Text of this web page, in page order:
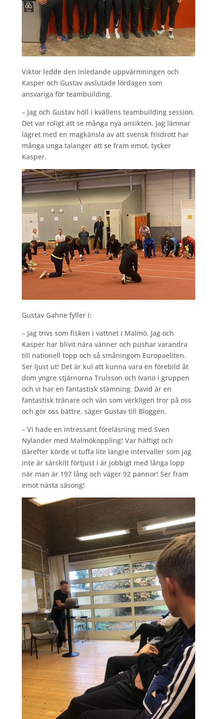
Viktor ledde den inledande uppvärmningen och
Kasper och Gustav avslutade lördagen som
ansvariga för teambuilding.
– Jag och Gustav höll i kvällens teambuilding session.
Det var roligt att se många nya ansikten. Jag lämnar
lägret med en magkänsla av att svensk friidrott har
många unga talanger att se fram emot, tycker
Kasper.
Gustav Gahne fyller i:
– Jag trivs som fisken i vattnet i Malmö. Jag och
Kasper har blivit nära vänner och pushar varandra
till nationell topp och så småningom Europaeliten.
Ser ljust ut! Det är kul att kunna vara en förebild åt
dom yngre stjärnorna Trulsson och Ivano i gruppen
och vi har en fantastisk stämning. David är en
fantastisk tränare och vän som verkligen tror på oss
och gör oss bättre, säger Gustav till Bloggen.
– Vi hade en intressant föreläsning med Sven
Nylander med Malmökoppling! Var häftigt och
därefter körde vi tuffa lite längre intervaller som jag
inte är särskilt förtjust i är jobbigt med långa lopp
när man är 197 lång och väger 92 pannor! Ser fram
emot nästa säsong!